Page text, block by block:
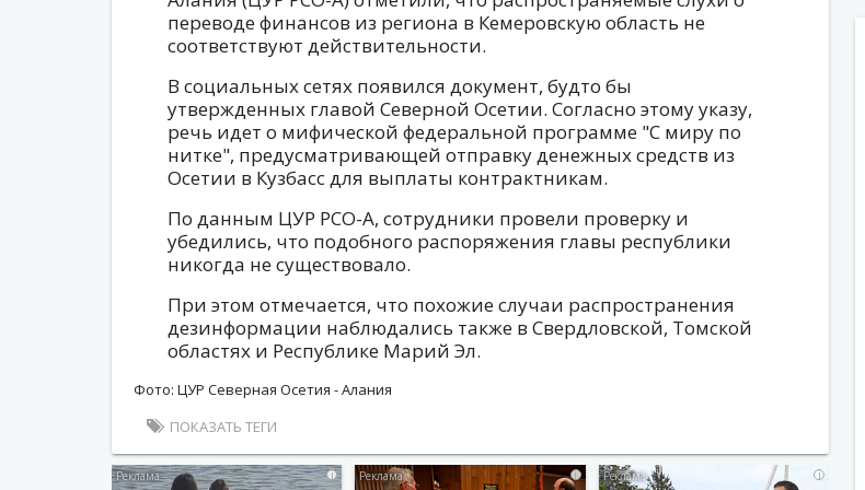
переводе финансов из региона в Кемеровскую область не
соответствуют действительности.
В социальных сетях появился документ, будто бы
утвержденных главой Северной Осетии. Согласно этому указу,
речь идет о мифической федеральной программе "С миру по
нитке", предусматривающей отправку денежных средств из
Осетии в Кузбасс для выплаты контрактникам.
По данным ЦУР РСО-А, сотрудники провели проверку и
убедились, что подобного распоряжения главы республики
никогда не существовало.
При этом отмечается, что похожие случаи распространения
дезинформации наблюдались также в Свердловской, Томской
областях и Республике Марий Эл.
Фото: ЦУР Северная Осетия - Алания
ПОКАЗАТЬ ТЕГИ
i i i